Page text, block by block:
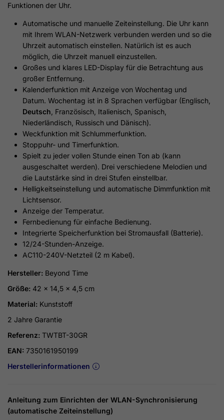
Funktionen der Uhr.
Automatische und manuelle Zeiteinstellung. Die Uhr kann
mit Ihrem WLAN-Netzwerk verbunden werden und so die
Uhrzeit automatisch einstellen. Natürlich ist es auch
möglich, die Uhrzeit manuell einzustellen.
Großes und klares LED-Display für die Betrachtung aus
großer Entfernung.
Kalenderfunktion mit Anzeige von Wochentag und
Datum. Wochentag ist in 8 Sprachen verfügbar (Englisch,
Deutsch , Französisch, Italienisch, Spanisch,
Niederländisch, Russisch und Dänisch).
Weckfunktion mit Schlummerfunktion.
Stoppuhr- und Timerfunktion.
Spielt zu jeder vollen Stunde einen Ton ab (kann
ausgeschaltet werden). Drei verschiedene Melodien und
die Lautstärke sind in drei Stufen einstellbar.
Helligkeitseinstellung und automatische Dimmfunktion mit
Lichtsensor.
Anzeige der Temperatur.
Fernbedienung für einfache Bedienung.
Integrierte Speicherfunktion bei Stromausfall (Batterie).
12/24-Stunden-Anzeige.
AC110-240V-Netzteil (2 m Kabel).
Hersteller: Beyond Time
Größe: 42 x 14,5 x 4,5 cm
Material: Kunststoff
2 Jahre Garantie
Referenz: TWTBT-30GR
EAN: 7350161950199
Herstellerinformationen
Anleitung zum Einrichten der WLAN-Synchronisierung
(automatische Zeiteinstellung)